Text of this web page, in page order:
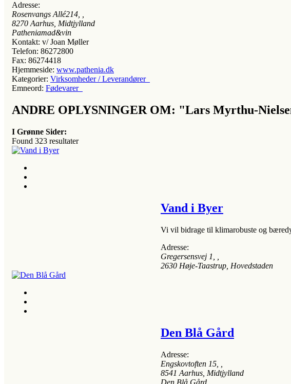
Adresse:
Rosenvangs Allé214
8270 Aarhus, Midtjylland
Patheniamad&vin
Kontakt: v/ Joan Møller
Telefon: 86272800
Fax: 86274418
Hjemmeside: www.pathenia.dk
Kategorier: Virksomheder / Leverandører
Emneord: Fødevarer
ANDRE OPLYSNINGER OM: "Lars Myrthu-
I Grønne Sider:
Found 323 resultater
Vand i Byer
Vi vil bidrage til klimarobuste og
Adresse:
Gregersensvej 1
2630 Høje-Taastrup, Hovedstaden
Den Blå Gård
Adresse:
Engskovtoften 15
8541 Aarhus, Midtjylland
Den Blå Gård